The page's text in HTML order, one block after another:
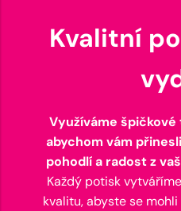
Kvalitní
Využíváme
abychom vám
pohodlí a radost z
Každý potisk
kvalitu, abyste se